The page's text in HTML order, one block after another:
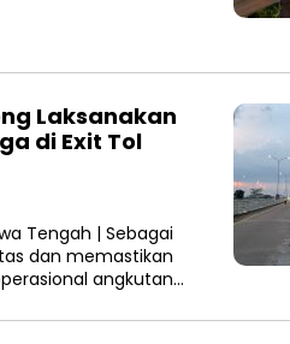
Laksanakan
di Exit Tol
Tengah | Sebagai
dan memastikan
angkutan…